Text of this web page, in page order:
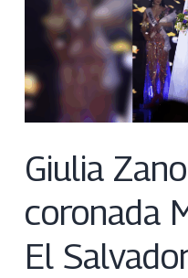
Giulia
coronada
El